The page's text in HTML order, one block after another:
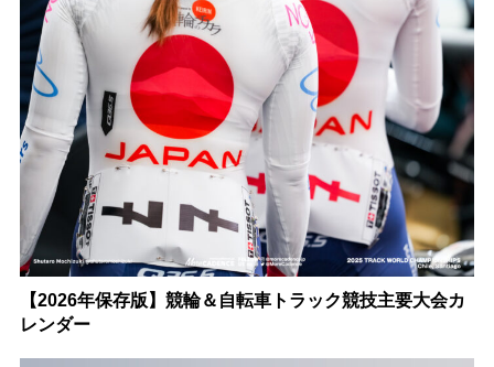
【2026年保存版】競輪＆自転車トラック競技主要大会カ
レンダー